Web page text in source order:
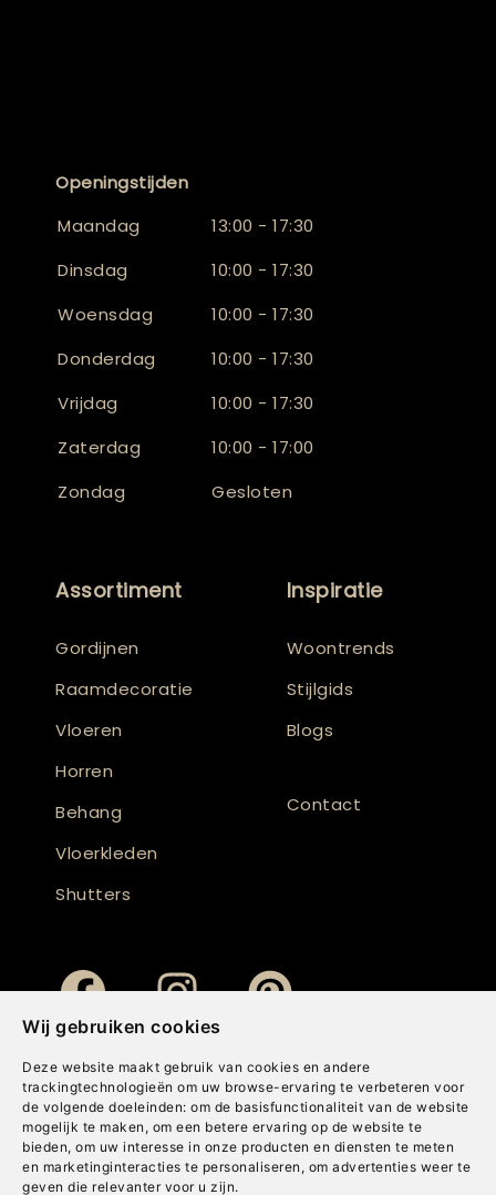
Wij gebruiken cookies
Deze website maakt gebruik van cookies en andere
trackingtechnologieën om uw browse-ervaring te verbeteren voor
de volgende doeleinden: om de basisfunctionaliteit van de website
mogelijk te maken , om een betere ervaring op de website te
bieden, om uw interesse in onze producten en diensten te meten
en marketinginteracties te personaliseren , om advertenties weer te
geven die relevanter voor u zijn.
Openingstijden
Maandag
13:00 - 17:30
Dinsdag
10:00 - 17:30
Woensdag
10:00 - 17:30
Donderdag
10:00 - 17:30
Vrijdag
10:00 - 17:30
Zaterdag
10:00 - 17:00
Zondag
Gesloten
Assortiment
Gordijnen
Raamdecoratie
Vloeren
Horren
Behang
Vloerkleden
Shutters
Inspiratie
Woontrends
Stijlgids
Blogs
Contact